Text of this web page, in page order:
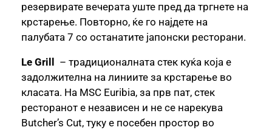
резервирате вечерата уште пред да тргнете на
крстарење. Повторно, ќе го најдете на
палубата 7 со останатите јапонски ресторани.
Le Grill
– традиционалната стек куќа која е
задолжителна на линиите за крстарење во
класата. На MSC Euribia, за прв пат, стек
ресторанот е независен и не се нарекува
Butcher’s Cut, туку е посебен простор во